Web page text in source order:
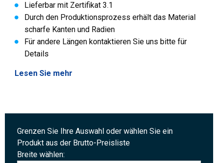
Lieferbar mit Zertifikat 3.1
Durch den Produktionsprozess erhält das Material
scharfe Kanten und Radien
Für andere Längen kontaktieren Sie uns bitte für
Details
Lesen Sie mehr
Grenzen Sie Ihre Auswahl oder wählen Sie ein
Produkt aus der Brutto-Preisliste
Breite wählen: